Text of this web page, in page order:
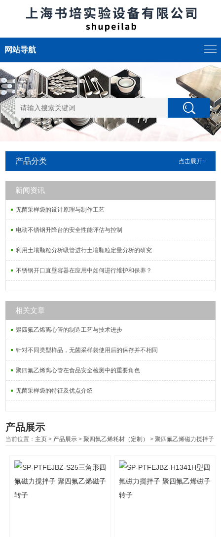
网站导航
产品分类 点击展开+
新闻资讯
无菌采样袋的设计原理与制作工艺
电动不锈钢升降台的安全性能评估与控制
利用土壤颗粒分析吸管进行土壤颗粒定量分析的研究
不锈钢开口直壁容器在应用中如何进行维护和保养？
相关文章
聚四氟乙烯离心管的制造工艺与技术进步
针对不同类型样品，无菌采样袋使用后的保存并不相同
聚四氟乙烯离心管在食品安全检测中的重要角色
无菌采样袋的特征及优点介绍
产品展示
当前位置： 主页 > 产品展示 >聚四氟乙烯耗材（定制） >聚四氟乙烯磁力搅拌子